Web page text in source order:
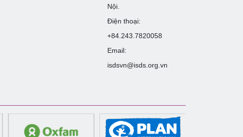
Nội.
Điện thoại:
+84.243.7820058
Email:
isdsvn@isds.org.vn